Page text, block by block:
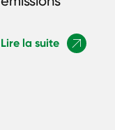
Lire la suite 